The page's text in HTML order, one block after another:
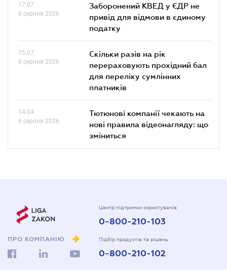
17.07
6 серпня 2026
Заборонений КВЕД у ЄДР не
привід для відмови в єдиному
податку
15.07
6 серпня 2026
Скільки разів на рік
перераховують прохідний бал
для переліку сумлінних
платників
14.04
6 серпня 2026
Тютюнові компанії чекають на
нові правила відеонагляду: що
зміниться
ПРО КОМПАНІЮ
Центр підтримки користувачів
0-800-210-103
Підбір продуктів та рішень
0-800-210-102